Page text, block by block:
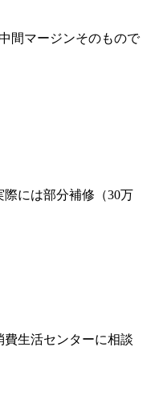
間マージンそのもので
には部分補修（30万
費生活センターに相談